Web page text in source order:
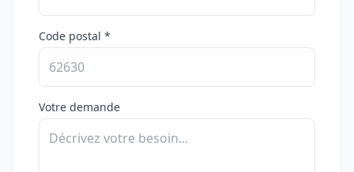
Code postal *
Votre demande